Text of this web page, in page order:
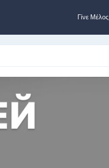
Γίνε Μέλος